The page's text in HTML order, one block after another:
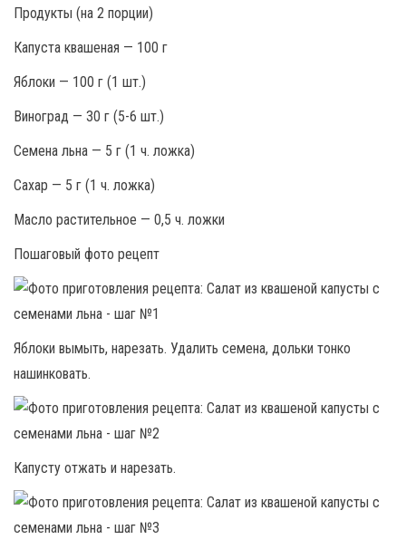
Продукты (на 2 порции)
Капуста квашеная — 100 г
Яблоки — 100 г (1 шт.)
Виноград — 30 г (5-6 шт.)
Семена льна — 5 г (1 ч. ложка)
Сахар — 5 г (1 ч. ложка)
Масло растительное — 0,5 ч. ложки
Пошаговый фото рецепт
Яблоки вымыть, нарезать. Удалить семена, дольки тонко
нашинковать.
Капусту отжать и нарезать.